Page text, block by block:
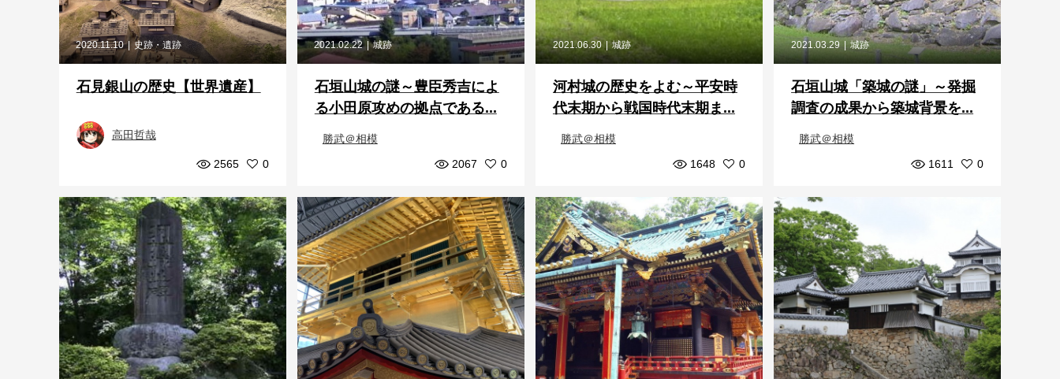
2020.11.10 史跡・遺跡
石見銀山の歴史【世界遺産】
高田哲哉
2565 0
2021.02.22 城跡
石垣山城の謎～豊臣秀吉によ
る小田原攻めの拠点である...
勝武＠相模
2067
0
2021.06.30 城跡
河村城の歴史をよむ～平安時
代末期から戦国時代末期ま...
勝武＠相模
1648
0
2021.03.29 城跡
石垣山城「築城の謎」～発掘
調査の成果から築城背景を...
勝武＠相模
1611
0